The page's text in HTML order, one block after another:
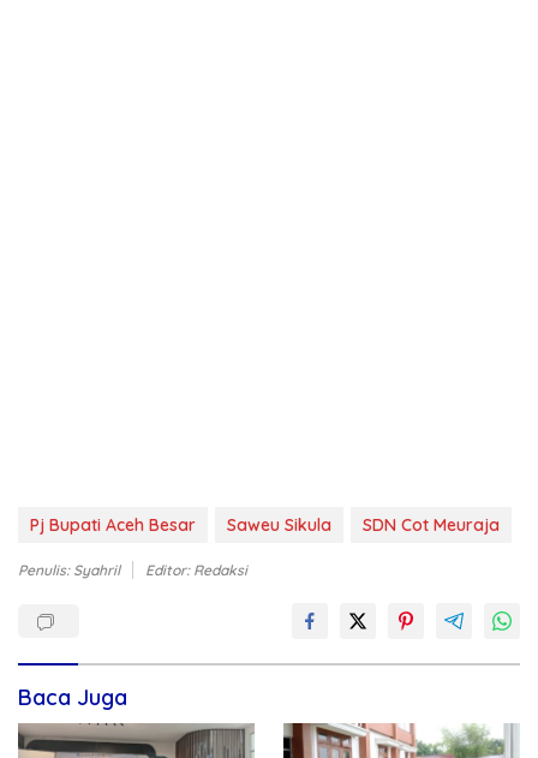
Pj Bupati Aceh Besar Saweu Sikula SDN Cot Meuraja
Penulis: Syahril Editor: Redaksi
Baca Juga